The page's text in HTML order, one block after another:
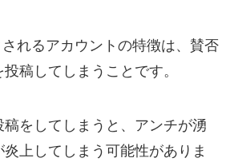
れるアカウントの特徴は、賛否
稿してしまうことです。
をしてしまうと、アンチが湧
上してしまう可能性がありま